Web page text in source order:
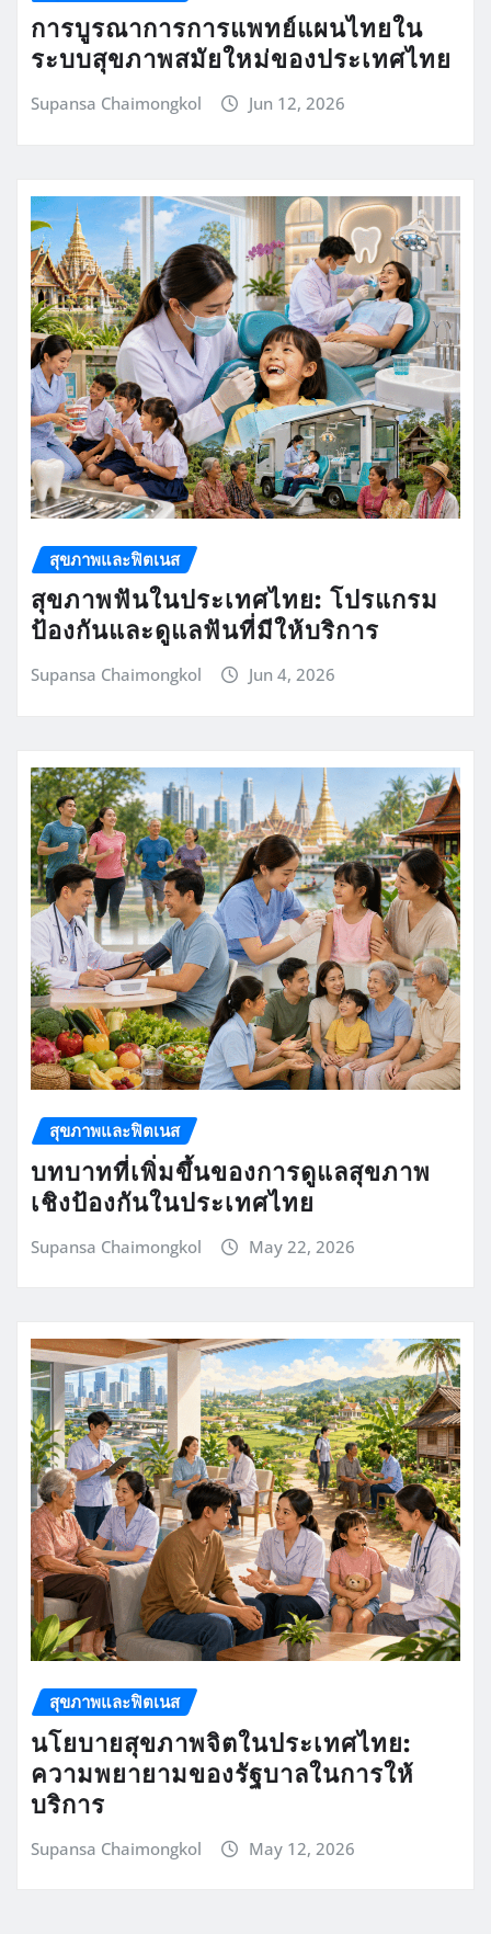
การบูรณาการการแพทย์แผนไทยใน
ระบบสุขภาพสมัยใหม่ของประเทศไทย
Supansa Chaimongkol Jun 12, 2026
สุขภาพและฟิตเนส
สุขภาพฟันในประเทศไทย: โปรแกรม
ป้องกันและดูแลฟันที่มีให้บริการ
Supansa Chaimongkol Jun 4, 2026
สุขภาพและฟิตเนส
บทบาทที่เพิ่มขึ้นของการดูแลสุขภาพ
เชิงป้องกันในประเทศไทย
Supansa Chaimongkol May 22, 2026
สุขภาพและฟิตเนส
นโยบายสุขภาพจิตในประเทศไทย:
ความพยายามของรัฐบาลในการให้
บริการ
Supansa Chaimongkol May 12, 2026